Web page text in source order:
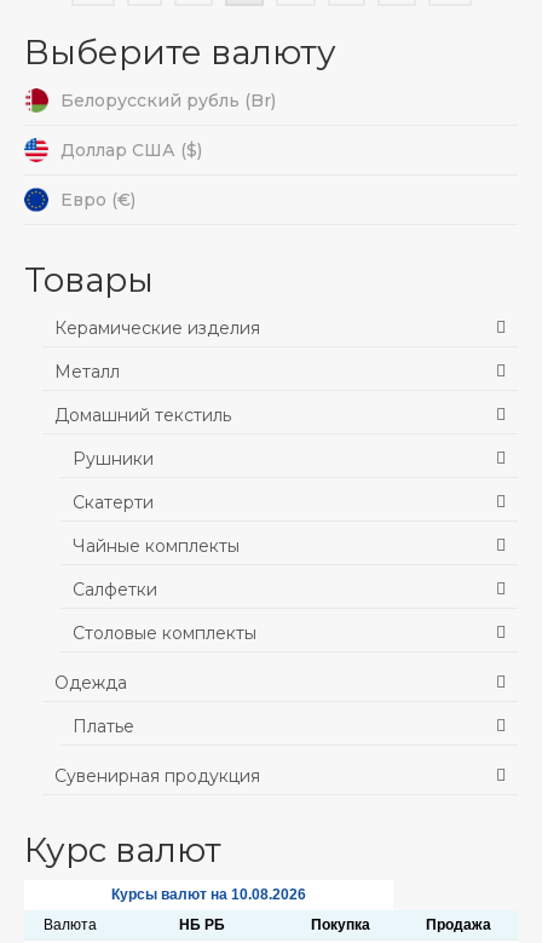
Выберите валюту
Белорусский рубль (Br)
Доллар США ($)
Евро (€)
Товары
Керамические изделия
Металл
Домашний текстиль
Рушники
Скатерти
Чайные комплекты
Салфетки
Столовые комплекты
Одежда
Платье
Сувенирная продукция
Курс валют